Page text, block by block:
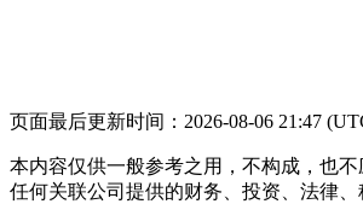
页面最后更新时间：2026-08-06 21:47
本内容仅供一般参考之用，不构成，也
任何关联公司提供的财务、投资、法律